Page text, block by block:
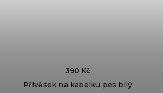
Přívěsek na kabelku pes bílý
390 Kč